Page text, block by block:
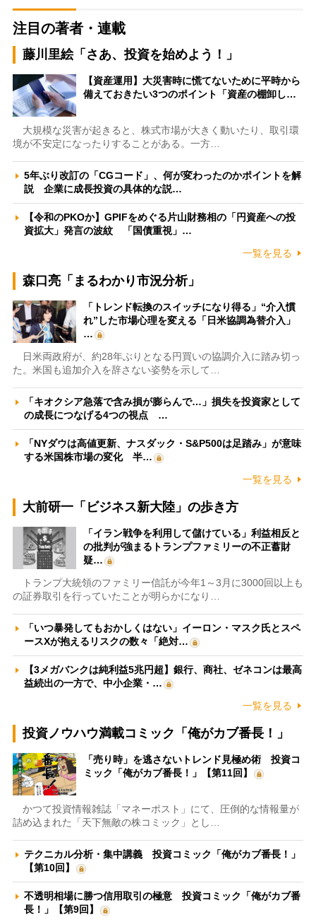
注目の著者・連載
藤川里絵「さあ、投資を始めよう！」
【資産運用】大災害時に慌てないために平時から
備えておきたい3つのポイント「資産の棚卸し…
大規模な災害が起きると、株式市場が大きく動いたり、取引環
境が不安定になったりすることがある。一方…
5年ぶり改訂の「CGコード」、何が変わったのかポイントを解
説 企業に成長投資の具体的な説…
【令和のPKOか】GPIFをめぐる片山財務相の「円資産への投
資拡大」発言の波紋 「国債重視」…
一覧を見る
森口亮「まるわかり市況分析」
「トレンド転換のスイッチになり得る」“介入慣
れ”した市場心理を変える「日米協調為替介入」
…
日米両政府が、約28年ぶりとなる円買いの協調介入に踏み切っ
た。米国も追加介入を辞さない姿勢を示して…
「キオクシア急落で含み損が膨らんで…」損失を投資家として
の成長につなげる4つの視点 …
「NYダウは高値更新、ナスダック・S&P500は足踏み」が意味
する米国株市場の変化 半…
一覧を見る
大前研一「ビジネス新大陸」の歩き方
「イラン戦争を利用して儲けている」利益相反と
の批判が強まるトランプファミリーの不正蓄財
疑…
トランプ大統領のファミリー信託が今年1～3月に3000回以上も
の証券取引を行っていたことが明らかになり…
「いつ暴発してもおかしくはない」イーロン・マスク氏とスペ
ースXが抱えるリスクの数々「絶対…
【3メガバンクは純利益5兆円超】銀行、商社、ゼネコンは最高
益続出の一方で、中小企業・…
一覧を見る
投資ノウハウ満載コミック「俺がカブ番長！」
「売り時」を逃さないトレンド見極め術 投資コ
ミック「俺がカブ番長！」【第11回】
かつて投資情報雑誌「マネーポスト」にて、圧倒的な情報量が
詰め込まれた「天下無敵の株コミック」とし…
テクニカル分析・集中講義 投資コミック「俺がカブ番長！」
【第10回】
不透明相場に勝つ信用取引の極意 投資コミック「俺がカブ番
長！」【第9回】